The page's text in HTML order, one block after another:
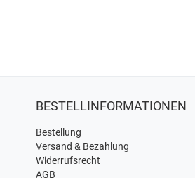
BESTELLINFORMATIONEN
Bestellung
Versand & Bezahlung
Widerrufsrecht
AGB